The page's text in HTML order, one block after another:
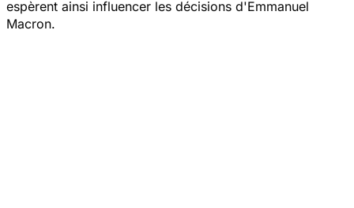
espèrent ainsi influencer les décisions d'Emmanuel
Macron.